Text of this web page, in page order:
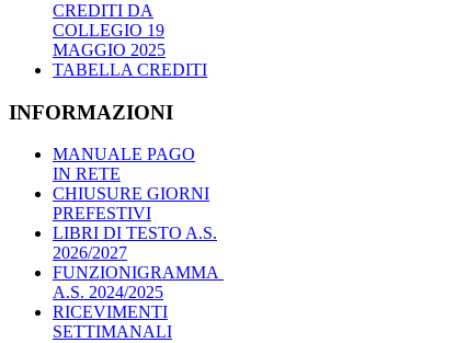
CREDITI DA
COLLEGIO 19
MAGGIO 2025
TABELLA CREDITI
INFORMAZIONI
MANUALE PAGO
IN RETE
CHIUSURE GIORNI
PREFESTIVI
LIBRI DI TESTO A.S.
2026/2027
FUNZIONIGRAMMA
A.S. 2024/2025
RICEVIMENTI
SETTIMANALI